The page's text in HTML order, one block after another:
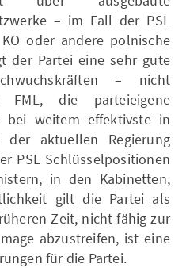
– im Fall der PSL
oder andere polnische
der Partei eine sehr gute
– nicht
die parteieigene
bei weitem effektivste in
aktuellen Regierung
PSL Schlüsselpositionen
in den Kabinetten,
gilt die Partei als
Zeit, nicht fähig zur
abzustreifen, ist eine
für die Partei.